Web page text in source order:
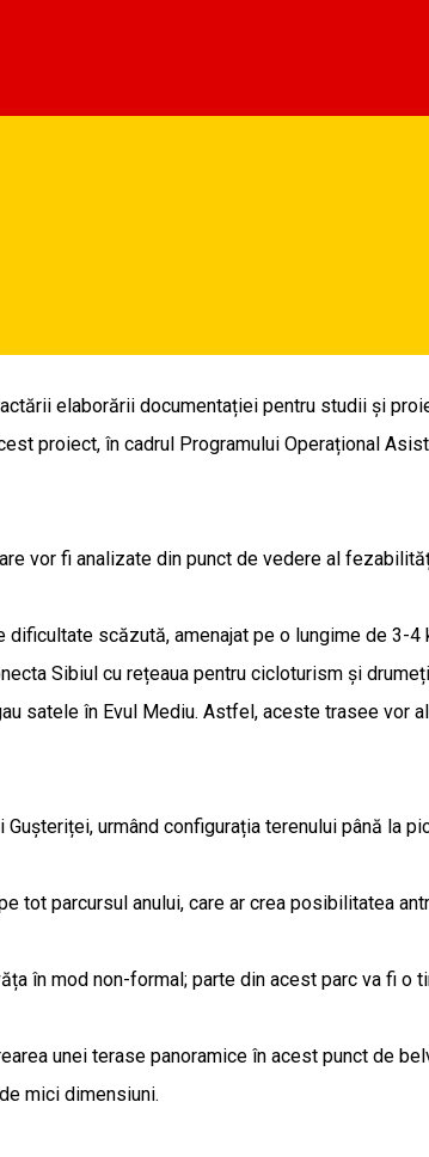
dealurile Gușteriței într-un nou obiectiv
în infrastructură, educație și sănătate, și
un obiectiv de ecoturism, un loc în care
înscrie în demersurile noastre de a adăuga
al orașului.” (Astrid Fodor, primarul
elaborării documentației pentru studii și
proiect, în cadrul Programului Operațional
vor fi analizate din punct de vedere al
scăzută, amenajat pe o lungime de 3-
Sibiul cu rețeaua pentru cicloturism și
satele în Evul Mediu. Astfel, aceste trasee vor
urmând configurația terenului până la
parcursul anului, care ar crea posibilitatea
în mod non-formal; parte din acest parc va fi o
unei terase panoramice în acest punct de
mici dimensiuni.